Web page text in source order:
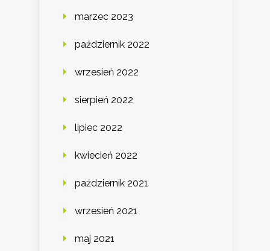
marzec 2023
październik 2022
wrzesień 2022
sierpień 2022
lipiec 2022
kwiecień 2022
październik 2021
wrzesień 2021
maj 2021